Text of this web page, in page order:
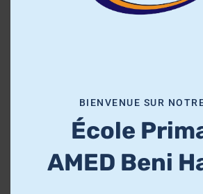
#AMED #ENIMAerospace
BIENVENUE SUR
École
AMED Beni